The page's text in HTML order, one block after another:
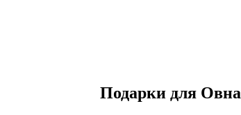
Подарки для Овна